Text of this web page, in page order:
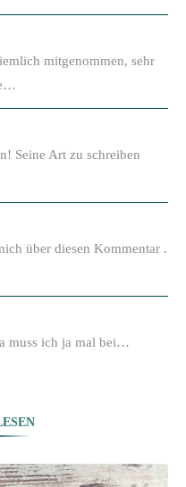
mitgenommen, sehr
Seine Art zu schreiben
über diesen Kommentar .
muss ich ja mal bei…